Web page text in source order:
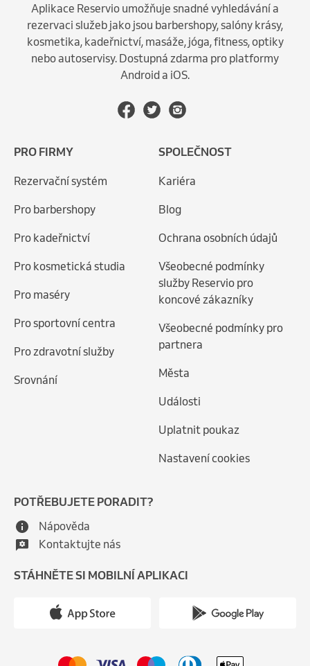
Aplikace Reservio umožňuje snadné vyhledávání a
rezervaci služeb jako jsou barbershopy, salóny krásy,
kosmetika, kadeřnictví, masáže, jóga, fitness, optiky
nebo autoservisy. Dostupná zdarma pro platformy
Android a iOS.
PRO FIRMY
Rezervační systém
Pro barbershopy
Pro kadeřnictví
Pro kosmetická studia
Pro maséry
Pro sportovní centra
Pro zdravotní služby
Srovnání
SPOLEČNOST
Kariéra
Blog
Ochrana osobních údajů
Všeobecné podmínky
služby Reservio pro
koncové zákazníky
Všeobecné podmínky pro
partnera
Města
Události
Uplatnit poukaz
Nastavení cookies
POTŘEBUJETE PORADIT?
Nápověda
Kontaktujte nás
STÁHNĚTE SI MOBILNÍ APLIKACI